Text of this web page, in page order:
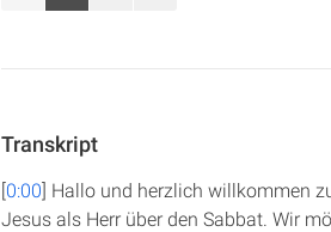
Transkript
[0:00] Hallo und herzlich willkommen
Jesus als Herr über den Sabbat. Wir